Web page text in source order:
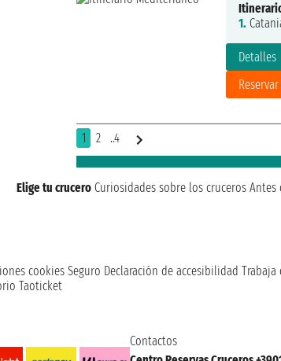
Detalles
Reservar
1.
1 2 ..4
Elige tu crucero Curiosidades sobre los cruceros Antes
cookies Seguro Declaración de accesibilidad
Taoticket
Contactos